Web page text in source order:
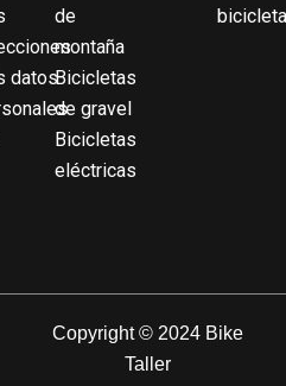
datos
de
montaña
Bicicletas
de gravel
Bicicletas
eléctricas
Copyright © 2024 Bike
Taller